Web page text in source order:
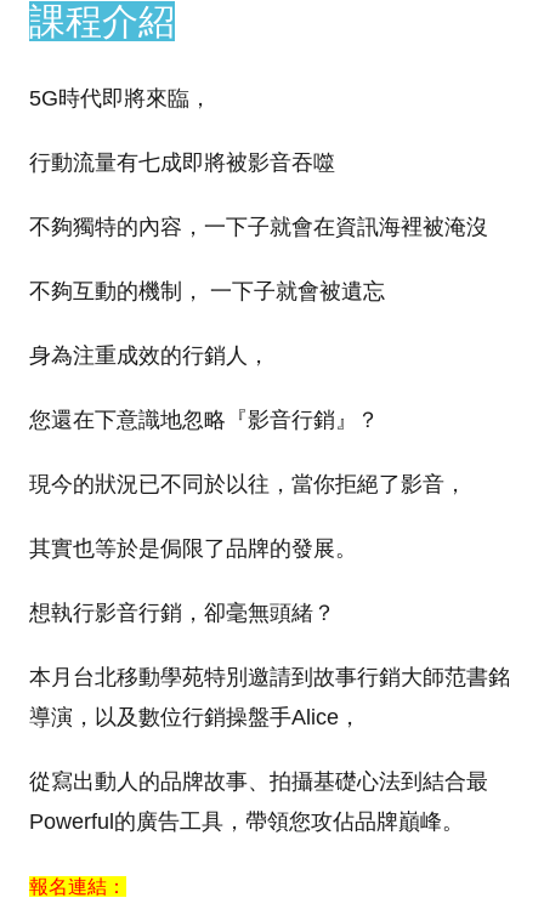
課程介紹
5G時代即將來臨，
行動流量有七成即將被影音吞噬
不夠獨特的內容，一下子就會在資訊海裡被淹沒
不夠互動的機制， 一下子就會被遺忘
身為注重成效的行銷人，
您還在下意識地忽略『影音行銷』？
現今的狀況已不同於以往，當你拒絕了影音，
其實也等於是侷限了品牌的發展。
想執行影音行銷，卻毫無頭緒？
本月台北移動學苑特別邀請到故事行銷大師范書銘
導演，以及數位行銷操盤手Alice，
從寫出動人的品牌故事、拍攝基礎心法到結合最
Powerful的廣告工具，帶領您攻佔品牌巔峰。
報名連結：